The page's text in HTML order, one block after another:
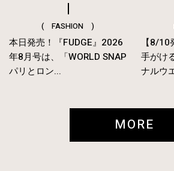
( FASHION )
本日発売！『FUDGE』2026
年8月号は、「WORLD SNAP
パリとロン...
【8/
手がけ
ナルウ
MORE